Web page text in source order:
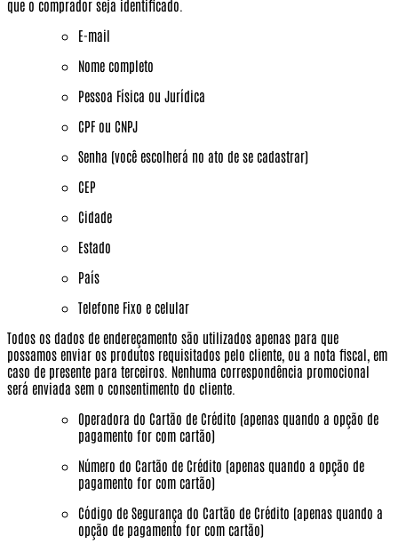
que o comprador seja identificado.
E-mail
Nome completo
Pessoa Física ou Jurídica
CPF ou CNPJ
Senha (você escolherá no ato de se cadastrar)
CEP
Cidade
Estado
País
Telefone Fixo e celular
Todos os dados de endereçamento são utilizados apenas para que
possamos enviar os produtos requisitados pelo cliente, ou a nota fiscal, em
caso de presente para terceiros. Nenhuma correspondência promocional
será enviada sem o consentimento do cliente.
Operadora do Cartão de Crédito (apenas quando a opção de
pagamento for com cartão)
Número do Cartão de Crédito (apenas quando a opção de
pagamento for com cartão)
Código de Segurança do Cartão de Crédito (apenas quando a
opção de pagamento for com cartão)